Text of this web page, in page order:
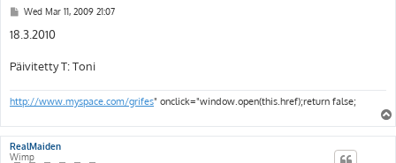
P
s
t
Wed Mar 11, 2009 21:07
18.3.2010
Päivitetty T: Toni
http://www.myspace.com/grifes" onclick="window.open(this.href);return false;
RealMaiden
Wimp